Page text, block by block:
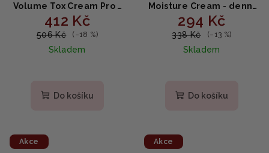
Volume Tox Cream Pro -
omlazující krém s
peptidy 50g
412 Kč
506 Kč (–18 %)
Skladem
Do košíku
Moisture Cream - denní
hydratační krém s
betaglukanem 60 ml
294 Kč
338 Kč (–13 %)
Skladem
Do košíku
Akce Akce